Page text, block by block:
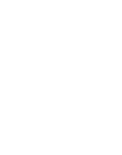
як Focus for